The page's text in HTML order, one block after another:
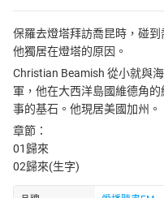
保羅去燈塔拜訪喬昆時，碰
他獨居在燈塔的原因。
Christian Beamish 從小就與
軍，他在大西洋島國維德角
事的基石。他現居美國加州。
章節：
01歸來
02歸來(生字)